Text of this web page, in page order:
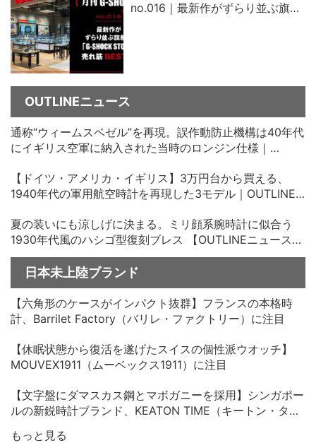
no.016｜最新作がずらり並ぶ旗艦
OUTLINEニュース
通称“ウィームスベゼル”を再現。誤作動防止機構は40年代
にイギリス空軍に納入された当時のロンジン仕様｜
【ドイツ・アメリカ・イギリス】3万円台から買える、
1940年代の軍用航空時計を再現した3モデル｜OUTLINE
夏の装いにも涼しげに決まる。ミリ顔系腕時計に似合う
1930年代風のハシゴ型復刻ブレス 【OUTLINEニュース
no.33】
日本未上陸ブランド
【六角形のケースがインパクト抜群】フランスの本格時
計、Barrilet Factory（バリレ・ファクトリー）に注目
【休眠状態から復活を遂げたスイスの個性派ウオッチ】
MOUVEX1911（ムーベックス1911）に注目
【文字盤にダマスカス鋼とマボガニーを採用】シンガポー
ルの新鋭時計ブランド、KEATON TIME（キートン・タイ
もっと見る